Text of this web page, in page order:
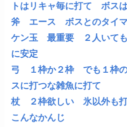
トはリキャ毎に打て ボス
斧 エース ボスとのタイ
ケン玉 最重要 ２人いて
に安定
弓 １枠か２枠 でも１枠
スに打つな雑魚に打て
杖 ２枠欲しい 氷以外も
こんなかんじ